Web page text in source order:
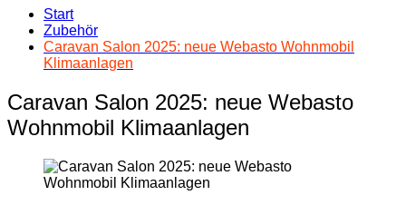
Start
Zubehör
Caravan Salon 2025: neue Webasto Wohnmobil
Klimaanlagen
Caravan Salon 2025: neue Webasto
Wohnmobil Klimaanlagen